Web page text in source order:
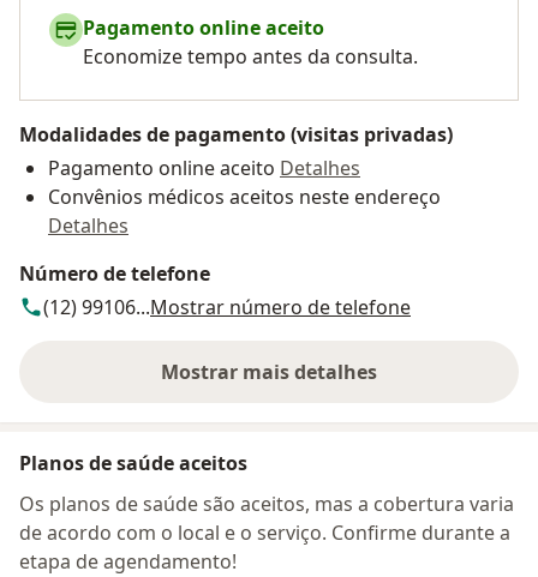
Pagamento online aceito
Economize tempo antes da consulta.
Modalidades de pagamento (visitas privadas)
Pagamento online aceito Detalhes
Convênios médicos aceitos neste endereço
Detalhes
Número de telefone
(12) 99106...Mostrar número de telefone
Mostrar mais detalhes
sobre o endereço
Planos de saúde aceitos
Os planos de saúde são aceitos, mas a cobertura varia
de acordo com o local e o serviço. Confirme durante a
etapa de agendamento!